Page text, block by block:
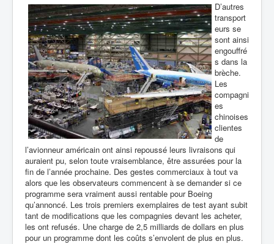
D’autres
transport
eurs se
sont ainsi
engouffré
s dans la
brèche.
Les
compagni
es
chinoises
clientes
de
l’avionneur américain ont ainsi repoussé leurs livraisons qui
auraient pu, selon toute vraisemblance, être assurées pour la
fin de l’année prochaine. Des gestes commerciaux à tout va
alors que les observateurs commencent à se demander si ce
programme sera vraiment aussi rentable pour Boeing
qu’annoncé. Les trois premiers exemplaires de test ayant subit
tant de modifications que les compagnies devant les acheter,
les ont refusés. Une charge de 2,5 milliards de dollars en plus
pour un programme dont les coûts s’envolent de plus en plus.